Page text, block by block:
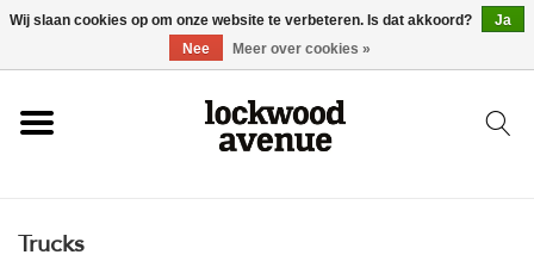
HOME
NIEUW
Trucks
Wij slaan cookies op om onze website te verbeteren. Is dat akkoord?
Ja
Nee
Meer over cookies »